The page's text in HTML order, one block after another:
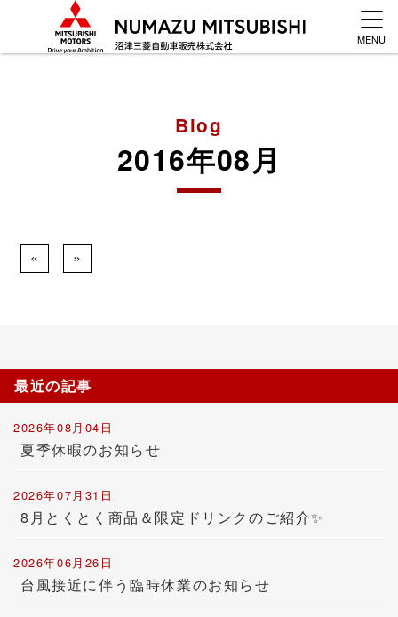
MENU
Blog
2016年08月
« »
最近の記事
2026年08月04日
夏季休暇のお知らせ
2026年07月31日
8月とくとく商品＆限定ドリンクのご紹介✨
2026年06月26日
台風接近に伴う臨時休業のお知らせ